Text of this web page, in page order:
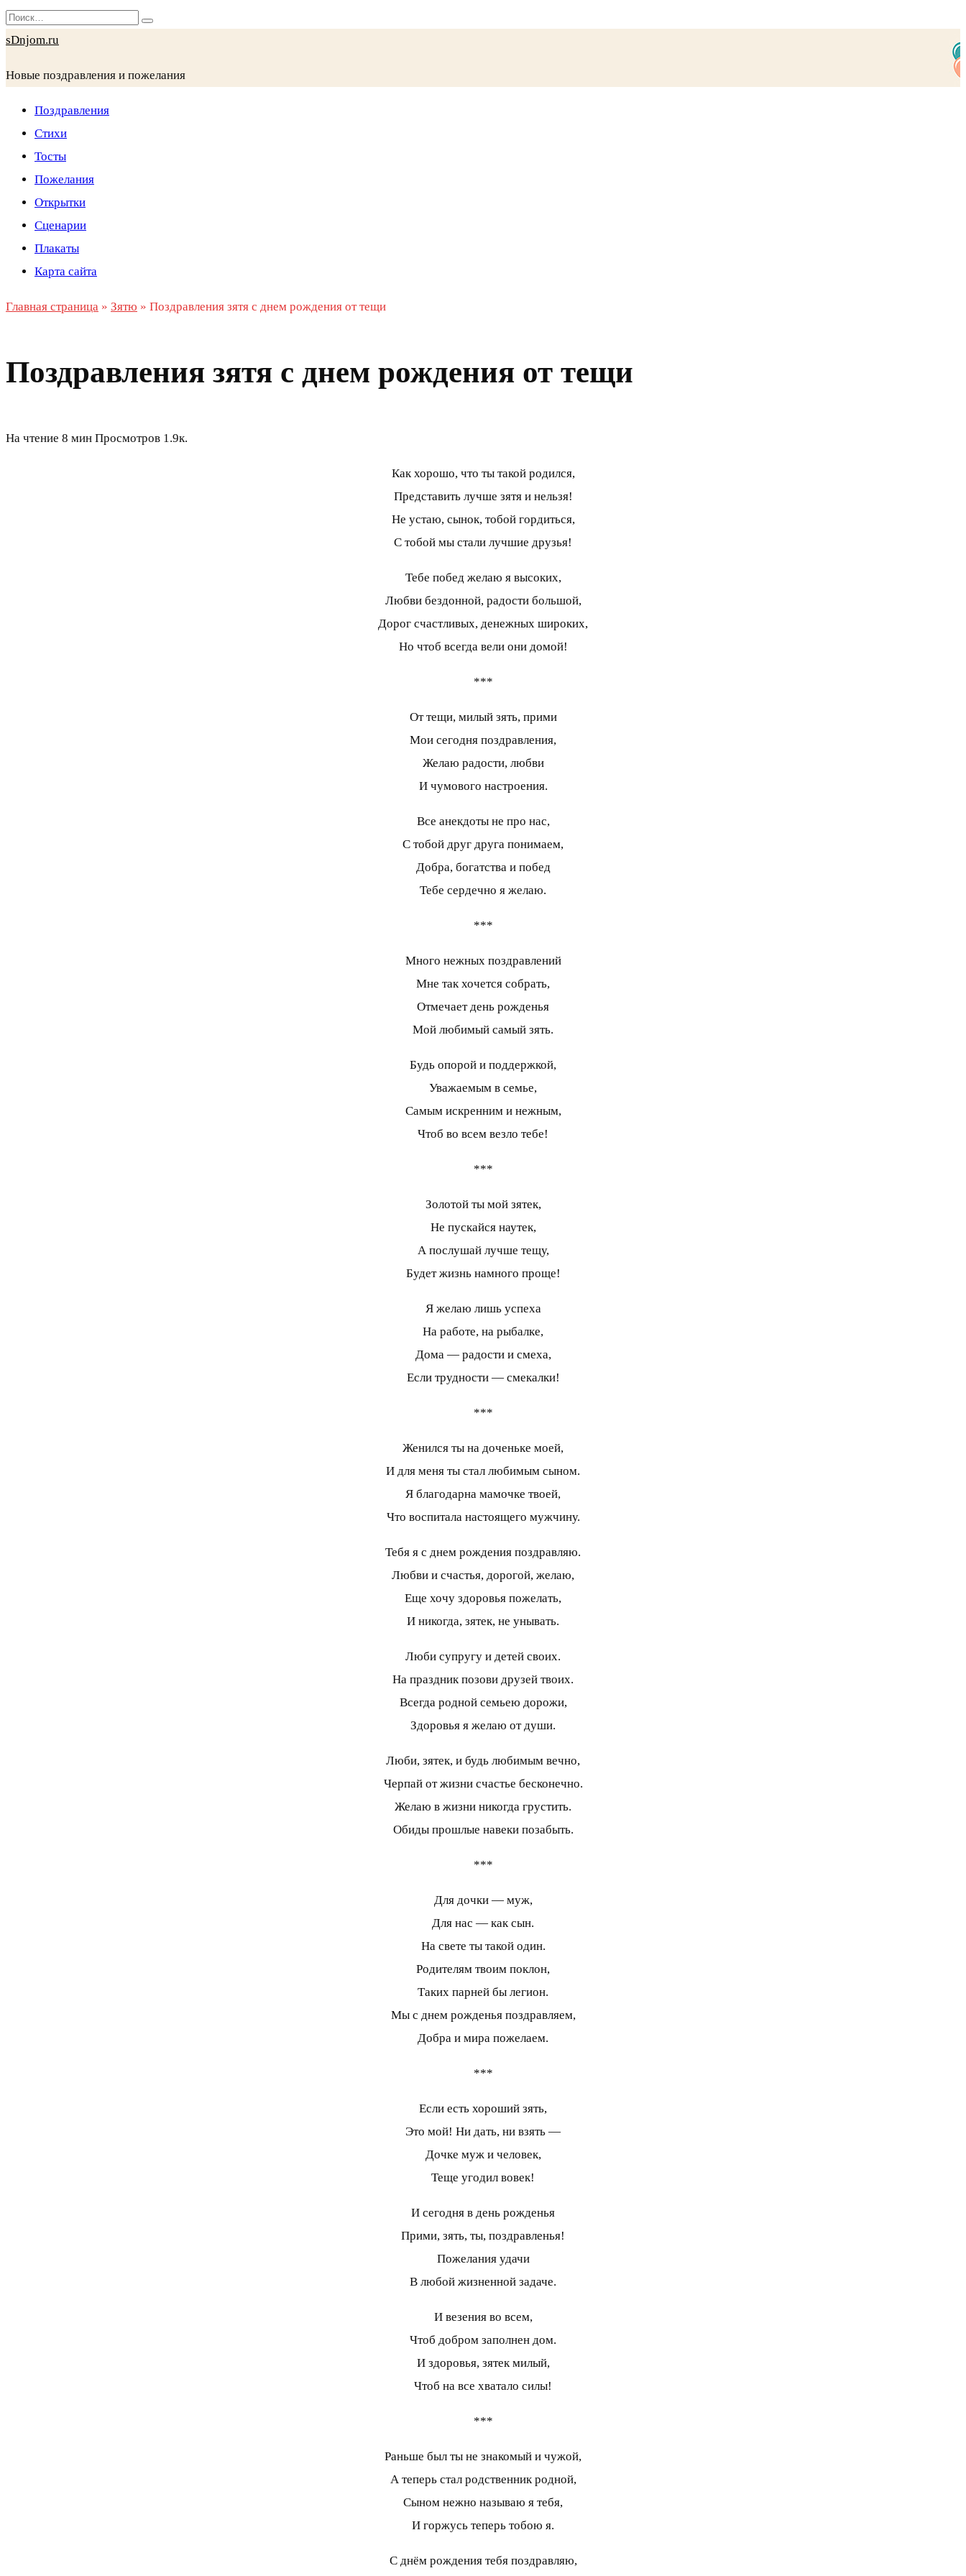
Перейти
к
Search
for:
sDnjom.ru
Новые поздравления и пожелания
Поздравления
Стихи
Тосты
Пожелания
Открытки
Сценарии
Плакаты
Карта сайта
Главная страница » Зятю » Поздравления зятя с днем рождения от тещи
Поздравления зятя с днем рождения от тещи
На чтение 8 мин Просмотров 1.9к.
Как хорошо, что ты такой родился,
Представить лучше зятя и нельзя!
Не устаю, сынок, тобой гордиться,
С тобой мы стали лучшие друзья!
Тебе побед желаю я высоких,
Любви бездонной, радости большой,
Дорог счастливых, денежных широких,
Но чтоб всегда вели они домой!
***
От тещи, милый зять, прими
Мои сегодня поздравления,
Желаю радости, любви
И чумового настроения.
Все анекдоты не про нас,
С тобой друг друга понимаем,
Добра, богатства и побед
Тебе сердечно я желаю.
***
Много нежных поздравлений
Мне так хочется собрать,
Отмечает день рожденья
Мой любимый самый зять.
Будь опорой и поддержкой,
Уважаемым в семье,
Самым искренним и нежным,
Чтоб во всем везло тебе!
***
Золотой ты мой зятек,
Не пускайся наутек,
А послушай лучше тещу,
Будет жизнь намного проще!
Я желаю лишь успеха
На работе, на рыбалке,
Дома — радости и смеха,
Если трудности — смекалки!
***
Женился ты на доченьке моей,
И для меня ты стал любимым сыном.
Я благодарна мамочке твоей,
Что воспитала настоящего мужчину.
Тебя я с днем рождения поздравляю.
Любви и счастья, дорогой, желаю,
Еще хочу здоровья пожелать,
И никогда, зятек, не унывать.
Люби супругу и детей своих.
На праздник позови друзей твоих.
Всегда родной семьею дорожи,
Здоровья я желаю от души.
Люби, зятек, и будь любимым вечно,
Черпай от жизни счастье бесконечно.
Желаю в жизни никогда грустить.
Обиды прошлые навеки позабыть.
***
Для дочки — муж,
Для нас — как сын.
На свете ты такой один.
Родителям твоим поклон,
Таких парней бы легион.
Мы с днем рожденья поздравляем,
Добра и мира пожелаем.
***
Если есть хороший зять,
Это мой! Ни дать, ни взять —
Дочке муж и человек,
Теще угодил вовек!
И сегодня в день рожденья
Прими, зять, ты, поздравленья!
Пожелания удачи
В любой жизненной задаче.
И везения во всем,
Чтоб добром заполнен дом.
И здоровья, зятек милый,
Чтоб на все хватало силы!
***
Раньше был ты не знакомый и чужой,
А теперь стал родственник родной,
Сыном нежно называю я тебя,
И горжусь теперь тобою я.
С днём рождения тебя поздравляю,